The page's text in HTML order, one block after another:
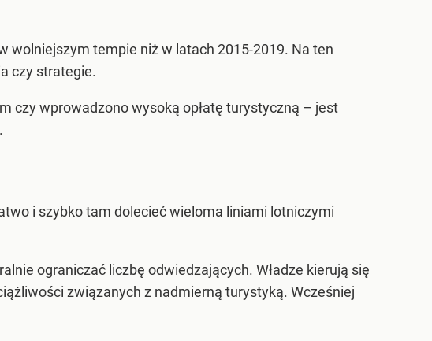
wolniejszym tempie niż w latach 2015-2019. Na ten
czy strategie.
czy wprowadzono wysoką opłatę turystyczną – jest
i szybko tam dolecieć wieloma liniami lotniczymi
ograniczać liczbę odwiedzających. Władze kierują się
związanych z nadmierną turystyką. Wcześniej